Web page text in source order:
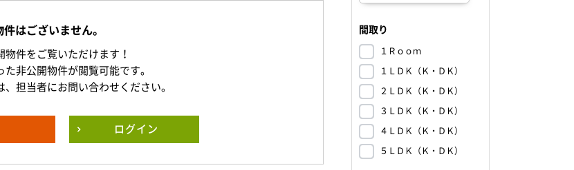
はございません。
件をご覧いただけます！
非公開物件が閲覧可能です。
担当者にお問い合わせください。
ログイン
間取り
１Ｒｏｏｍ
１ＬＤＫ（Ｋ・ＤＫ）
２ＬＤＫ（Ｋ・ＤＫ）
３ＬＤＫ（Ｋ・ＤＫ）
４ＬＤＫ（Ｋ・ＤＫ）
５ＬＤＫ（Ｋ・ＤＫ）